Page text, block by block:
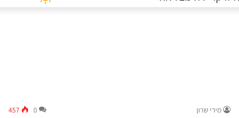
מירי שרון 0
457